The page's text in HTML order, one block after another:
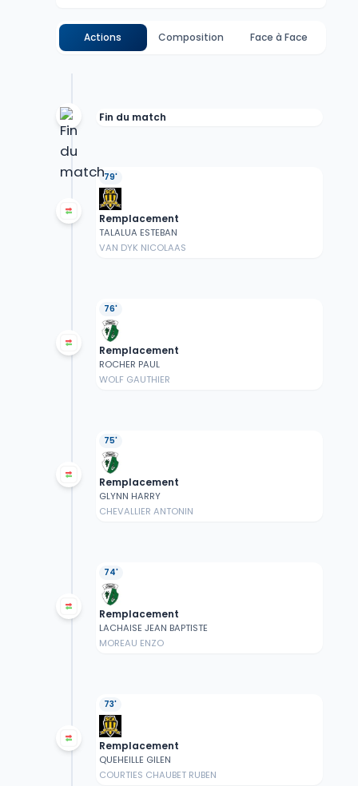
Actions Composition Face à Face
Fin du match
79'
Remplacement
TALALUA ESTEBAN
VAN DYK NICOLAAS
76'
Remplacement
ROCHER PAUL
WOLF GAUTHIER
75'
Remplacement
GLYNN HARRY
CHEVALLIER ANTONIN
74'
Remplacement
LACHAISE JEAN BAPTISTE
MOREAU ENZO
73'
Remplacement
QUEHEILLE GILEN
COURTIES CHAUBET RUBEN